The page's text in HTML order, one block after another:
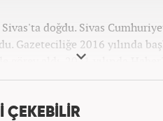
Sivas'ta doğdu. Sivas
Gazeteciliğe 2016 yılında
görev aldı. 2021 yılında
bilmektedir. Mesleki
ÇEKEBİLİR